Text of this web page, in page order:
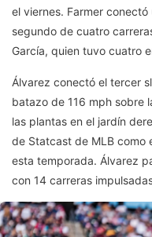
el viernes. Farmer
segundo de cuatro
García, quien tuvo cuatro
Álvarez conectó el tercer
batazo de 116 mph sobre
las plantas en el jardín
de Statcast de MLB como
esta temporada. Álvarez
con 14 carreras